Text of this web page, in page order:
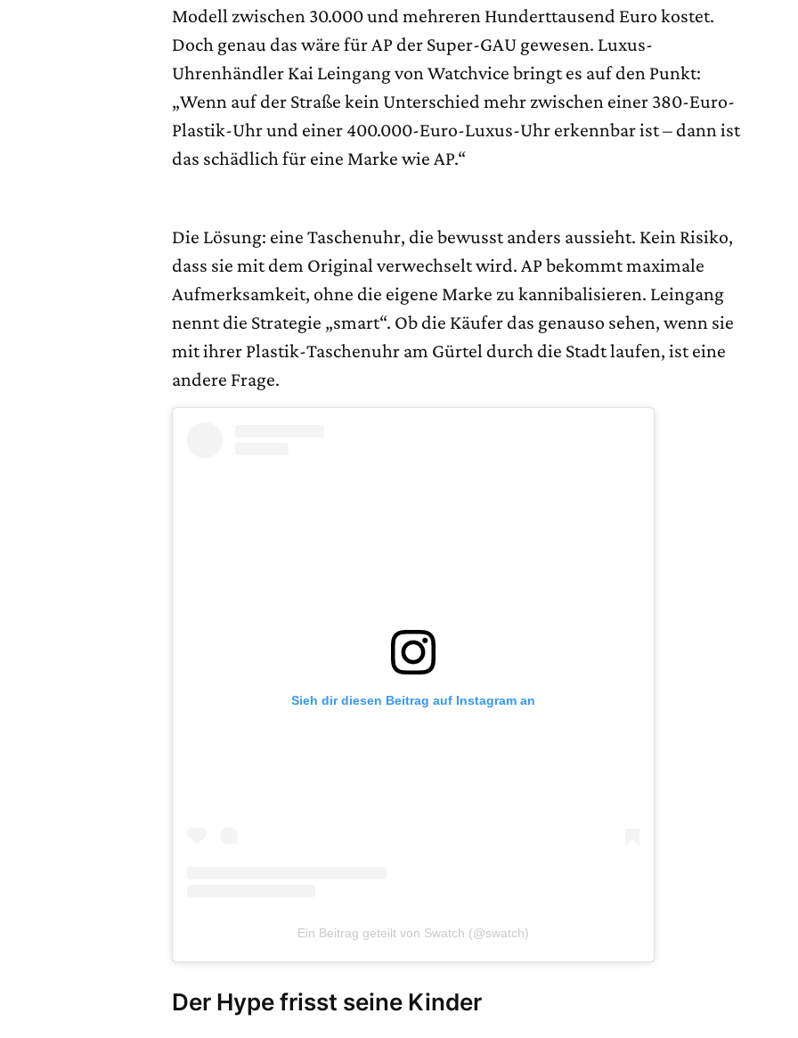
Modell zwischen 30.000 und mehreren Hunderttausend Euro kostet.
Doch genau das wäre für AP der Super-GAU gewesen. Luxus-
Uhrenhändler Kai Leingang von Watchvice bringt es auf den Punkt:
„Wenn auf der Straße kein Unterschied mehr zwischen einer 380-Euro-
Plastik-Uhr und einer 400.000-Euro-Luxus-Uhr erkennbar ist – dann ist
das schädlich für eine Marke wie AP.“
Die Lösung: eine Taschenuhr, die bewusst anders aussieht. Kein Risiko,
dass sie mit dem Original verwechselt wird. AP bekommt maximale
Aufmerksamkeit, ohne die eigene Marke zu kannibalisieren. Leingang
nennt die Strategie „smart“. Ob die Käufer das genauso sehen, wenn sie
mit ihrer Plastik-Taschenuhr am Gürtel durch die Stadt laufen, ist eine
andere Frage.
Sieh dir diesen Beitrag auf Instagram an
Ein Beitrag geteilt von Swatch (@swatch)
Der Hype frisst seine Kinder